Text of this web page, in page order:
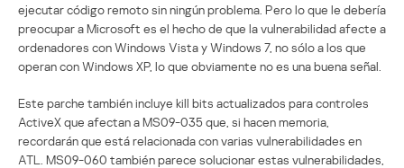
ejecutar código remoto sin ningún problema. Pero lo que le debería
preocupar a Microsoft es el hecho de que la vulnerabilidad afecte a
ordenadores con Windows Vista y Windows 7, no sólo a los que
operan con Windows XP, lo que obviamente no es una buena señal.
Este parche también incluye kill bits actualizados para controles
ActiveX que afectan a MS09-035 que, si hacen memoria,
recordarán que está relacionada con varias vulnerabilidades en
ATL. MS09-060 también parece solucionar estas vulnerabilidades,